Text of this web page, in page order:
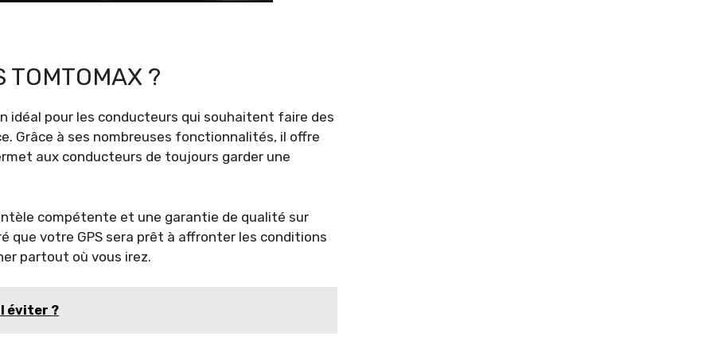
TOMTOMAX ?
idéal pour les conducteurs qui souhaitent faire des
Grâce à ses nombreuses fonctionnalités, il offre
aux conducteurs de toujours garder une
compétente et une garantie de qualité sur
que votre GPS sera prêt à affronter les conditions
partout où vous irez.
éviter ?